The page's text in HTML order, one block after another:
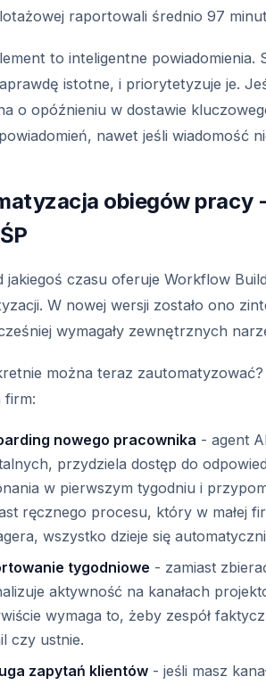
raportowali średnio 97
to inteligentne
istotne, i priorytetyzuje je.
o opóźnieniu w dostawie
nawet jeśli wiadomość
obiegów pracy
jakiegoś czasu oferuje Workflow
W nowej wersji zostało ono
wymagały zewnętrznych
można teraz
firm:
nowego pracownika - agent
przydziela dostęp do
w pierwszym tygodniu i
ręcznego procesu, który w małej
wszystko dzieje się
tygodniowe - zamiast
aktywność na kanałach
wymaga to, żeby zespół
czy ustnie.
zapytań klientów - jeśli masz